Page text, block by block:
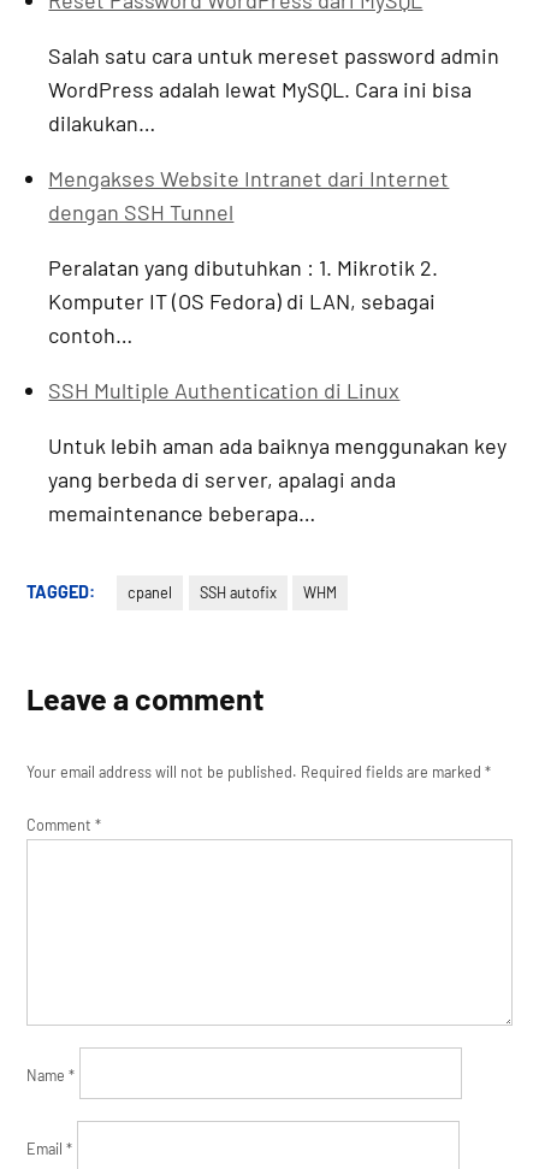
Salah satu cara untuk mereset password admin
WordPress adalah lewat MySQL. Cara ini bisa
dilakukan…
Mengakses Website Intranet dari Internet
dengan SSH Tunnel
Peralatan yang dibutuhkan : 1. Mikrotik 2.
Komputer IT (OS Fedora) di LAN, sebagai
contoh…
SSH Multiple Authentication di Linux
Untuk lebih aman ada baiknya menggunakan key
yang berbeda di server, apalagi anda
memaintenance beberapa…
TAGGED: cpanel SSH autofix WHM
Leave a comment
Your email address will not be published. Required fields are marked*
Comment*
Name*
Email*